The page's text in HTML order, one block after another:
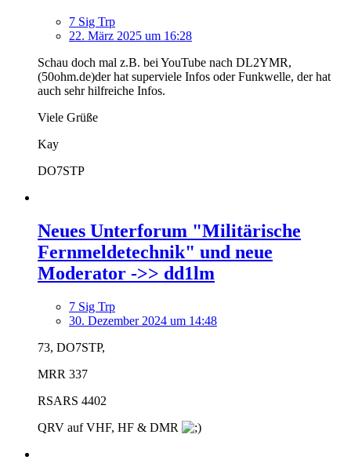
7 Sig Trp
22. März 2025 um 16:28
Schau doch mal z.B. bei YouTube nach DL2YMR,
(50ohm.de)der hat superviele Infos oder Funkwelle, der hat
auch sehr hilfreiche Infos.
Viele Grüße
Kay
DO7STP
Neues Unterforum "Militärische
Fernmeldetechnik" und neue
Moderator ->> dd1lm
7 Sig Trp
30. Dezember 2024 um 14:48
73, DO7STP,
MRR 337
RSARS 4402
QRV auf VHF, HF & DMR